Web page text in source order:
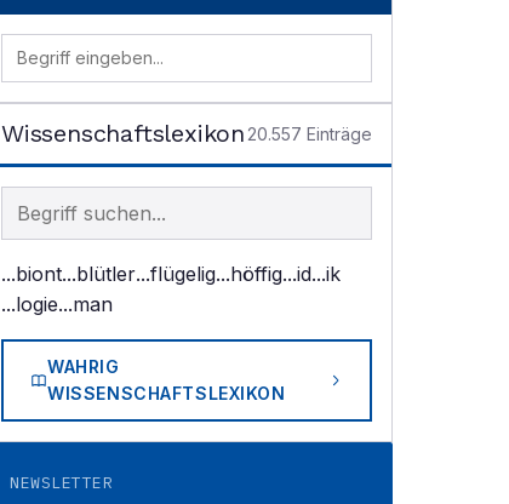
Wissenschaftslexikon 20.557 Einträge
Begriff im Lexikon suchen
...biont...blütler...flügelig...höffig...id...ik
...logie...man
WAHRIG
WISSENSCHAFTSLEXIKON
NEWSLETTER